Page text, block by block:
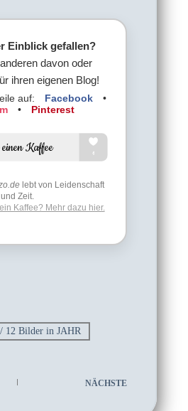
Einblick gefallen?
davon oder
ihren eigenen Blog!
auf: Facebook
•
• Pinterest
lebt von Leidenschaft
und Zeit.
Kaffee? Mehr dazu hier.
Bilder in JAHR
NÄCHSTE